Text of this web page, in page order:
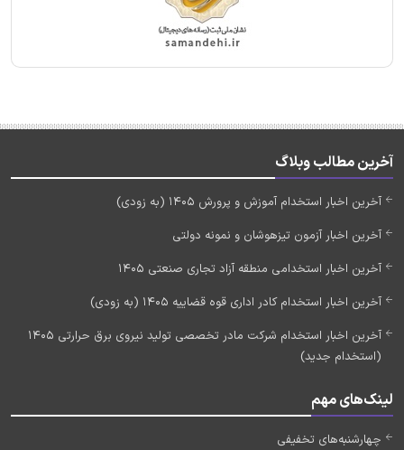
آخرین مطالب وبلاگ
آخرین اخبار استخدام آموزش و پرورش 1405 (به زودی)
آخرین اخبار آزمون تیزهوشان و نمونه دولتی
آخرین اخبار استخدامی منطقه آزاد تجاری صنعتی 1405
آخرین اخبار استخدام کادر اداری قوه قضاییه 1405 (به زودی)
آخرین اخبار استخدام شرکت مادر تخصصی تولید نیروی برق حرارتی 1405
(استخدام جدید)
لینک‌های مهم
چهارشنبه‌های تخفیفی